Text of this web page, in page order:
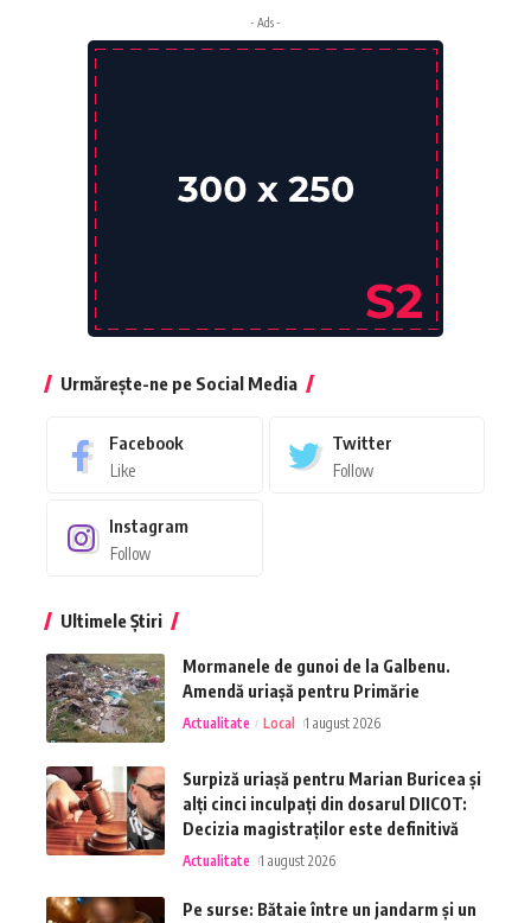
- Ads -
Urmărește-ne pe Social Media
Facebook
Like
Twitter
Follow
Instagram
Follow
Ultimele Știri
Mormanele de gunoi de la Galbenu.
Amendă uriașă pentru Primărie
Actualitate Local 1 august 2026
Surpiză uriașă pentru Marian Buricea și
alți cinci inculpați din dosarul DIICOT:
Decizia magistraților este definitivă
Actualitate 1 august 2026
Pe surse: Bătaie între un jandarm și un